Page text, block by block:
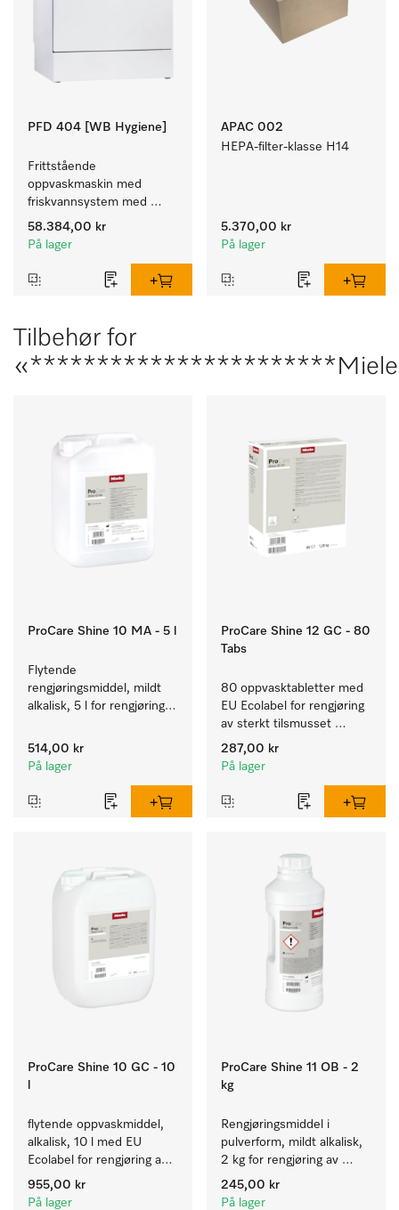
PFD 404 [WB Hygiene]
Frittstående
oppvaskmaskin med
friskvannsystem med
kurver for pleiehjem,
barnehager og alle som
58.384,00 kr
På lager
APAC 002
HEPA-filter-klasse H14
5.370,00 kr
På lager
Tilbehør for
ProCare Shine 10 MA - 5 l
Flytende
rengjøringsmiddel, mildt
alkalisk, 5 l for rengjøring
bestikk og glass.
514,00 kr
På lager
ProCare Shine 12 GC - 80
Tabs
80 oppvasktabletter med
EU Ecolabel for rengjøring
av sterkt tilsmusset
servise, bestikk og glass.
287,00 kr
På lager
ProCare Shine 10 GC - 10
flytende oppvaskmiddel,
alkalisk, 10 l med EU
Ecolabel for rengjøring av
daglig smuss på servise,
bestikk og glass.
955,00 kr
På lager
ProCare Shine 11 OB - 2
kg
Rengjøringsmiddel i
pulverform, mildt alkalisk,
2 kg for rengjøring av
sterkt tilsmusset servise,
bestikk og glass.
245,00 kr
På lager